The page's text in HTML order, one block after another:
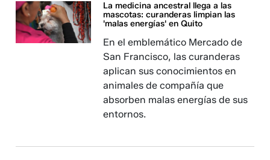
La medicina ancestral llega a las
mascotas: curanderas limpian las
'malas energías' en Quito
En el emblemático Mercado de
San Francisco, las curanderas
aplican sus conocimientos en
animales de compañía que
absorben malas energías de sus
entornos.